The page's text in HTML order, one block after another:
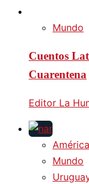
Mundo
Cuentos
Cuarentena
Editor La
Mundo